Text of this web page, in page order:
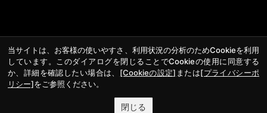
当サイトは、お客様の使いやすさ、利用状況の分析のためCookieを利用
しています。このダイアログを閉じることでCookieの使用に同意する
か、詳細を確認したい場合は、 [Cookieの設定] または[プライバシーポ
リシー]をご参照ください。
閉じる